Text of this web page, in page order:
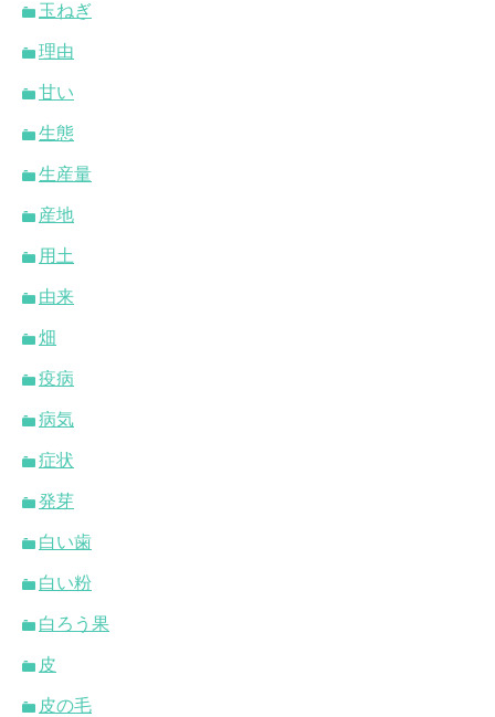
玉ねぎ
理由
甘い
生態
生産量
産地
用土
由来
畑
疫病
病気
症状
発芽
白い歯
白い粉
白ろう果
皮
皮の毛